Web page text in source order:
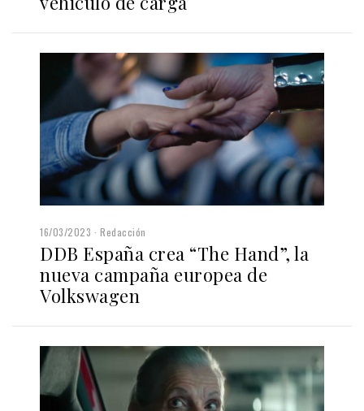
16/03/2023 Redacción
DDB España crea “The Hand”, la
nueva campaña europea de
Volkswagen